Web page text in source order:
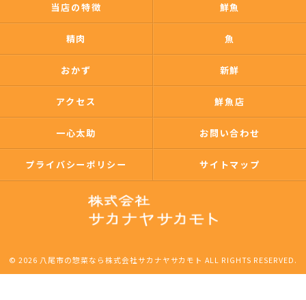
当店の特徴 鮮魚
精肉 魚
おかず 新鮮
アクセス 鮮魚店
一心太助 お問い合わせ
プライバシーポリシー サイトマップ
© 2026 八尾市の惣菜なら株式会社サカナヤサカモト ALL RIGHTS RESERVED.